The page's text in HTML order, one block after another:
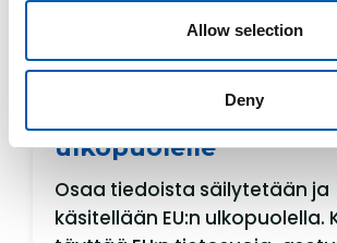
Allow selection
Deny
ja että kumppani on
Tietojen siirto EU:n tai
ulkopuolelle
Osaa tiedoista säilytetään ja
käsitellään EU:n ulkopuolella.